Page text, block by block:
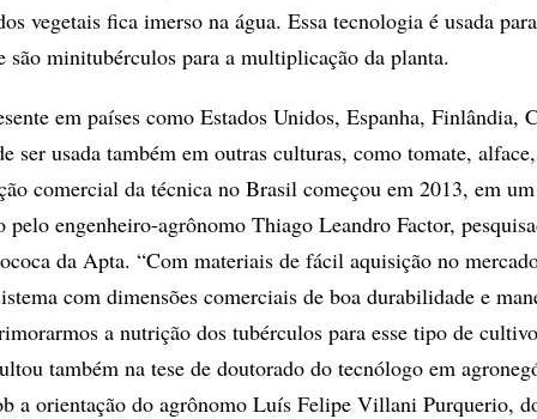
vegetais fica imerso na água. Essa tecnologia é usada
são minitubérculos para a multiplicação da planta.
em países como Estados Unidos, Espanha, Finlândia,
ser usada também em outras culturas, como tomate,
comercial da técnica no Brasil começou em 2013, em
pelo engenheiro-agrônomo Thiago Leandro Factor,
da Apta. “Com materiais de fácil aquisição no
com dimensões comerciais de boa durabilidade e
a nutrição dos tubérculos para esse tipo de
também na tese de doutorado do tecnólogo em
a orientação do agrônomo Luís Felipe Villani Purquerio,